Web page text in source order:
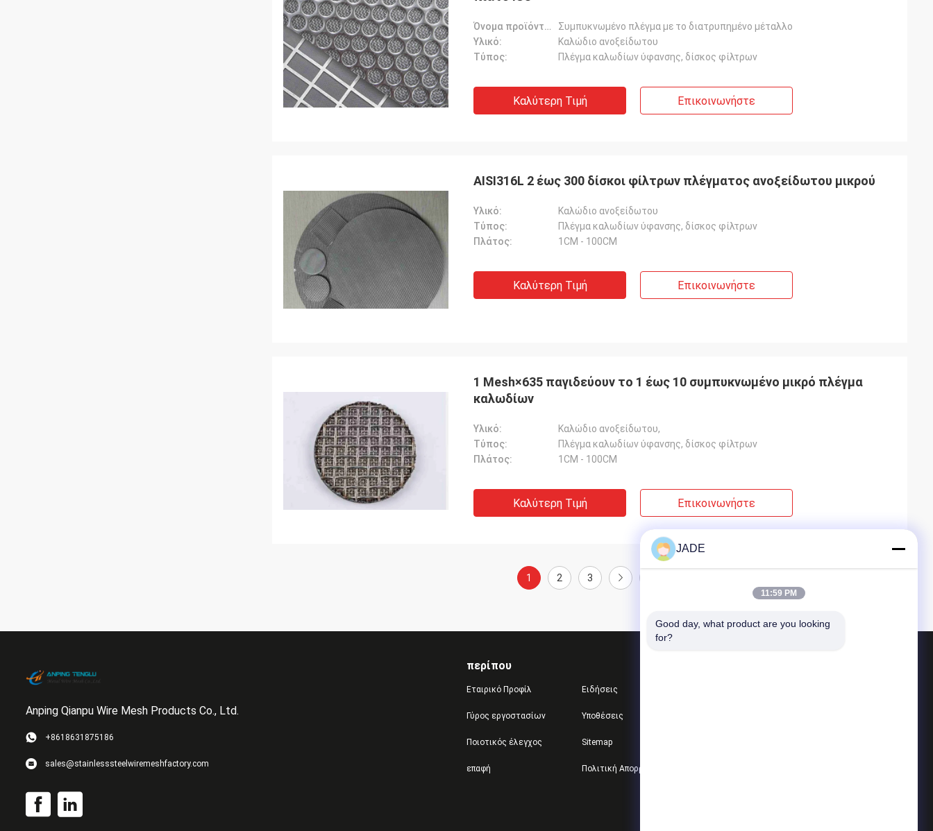
Όνομα προϊόντων:
Συμπυκνωμένο πλέγμα με το διατρυπημένο μέταλλο
Υλικό:
Καλώδιο ανοξείδωτου
Τύπος:
Πλέγμα καλωδίων ύφανσης, δίσκος φίλτρων
Καλύτερη Τιμή Επικοινωνήστε
AISI316L 2 έως 300 δίσκοι φίλτρων πλέγματος ανοξείδωτου μικρού
Υλικό:
Καλώδιο ανοξείδωτου
Τύπος:
Πλέγμα καλωδίων ύφανσης, δίσκος φίλτρων
Πλάτος:
1CM - 100CM
Καλύτερη Τιμή Επικοινωνήστε
1 Mesh×635 παγιδεύουν το 1 έως 10 συμπυκνωμένο μικρό πλέγμα
καλωδίων
Υλικό:
Καλώδιο ανοξείδωτου,
Τύπος:
Πλέγμα καλωδίων ύφανσης, δίσκος φίλτρων
Πλάτος:
1CM - 100CM
Καλύτερη Τιμή Επικοινωνήστε
1 2 3
Anping Qianpu Wire Mesh Products Co., Ltd.
+8618631875186
sales@stainlesssteelwiremeshfactory.com
περίπου
Εταιρικό Προφίλ
Γύρος εργοστασίων
Ποιοτικός έλεγχος
επαφή
Ειδήσεις
Υποθέσεις
Sitemap
Πολιτική Απορρήτου
JADE
11:59 PM
Good day, what product are you looking
for?